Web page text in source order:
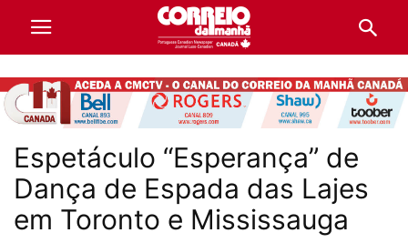
Espetáculo “Esperança” de
Dança de Espada das Lajes
em Toronto e Mississauga